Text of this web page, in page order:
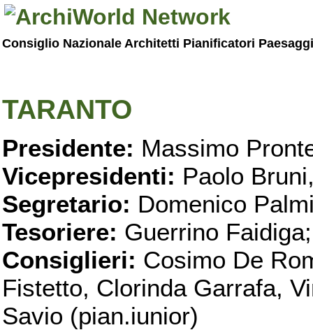
Consiglio Nazionale Architetti Pianificatori
TARANTO
Presidente: Massimo
Vicepresidenti: Paolo
Segretario: Domenico
Tesoriere: Guerrino Faidiga;
Consiglieri: Cosimo De
Fistetto, Clorinda Garrafa,
Savio (pian.iunior)